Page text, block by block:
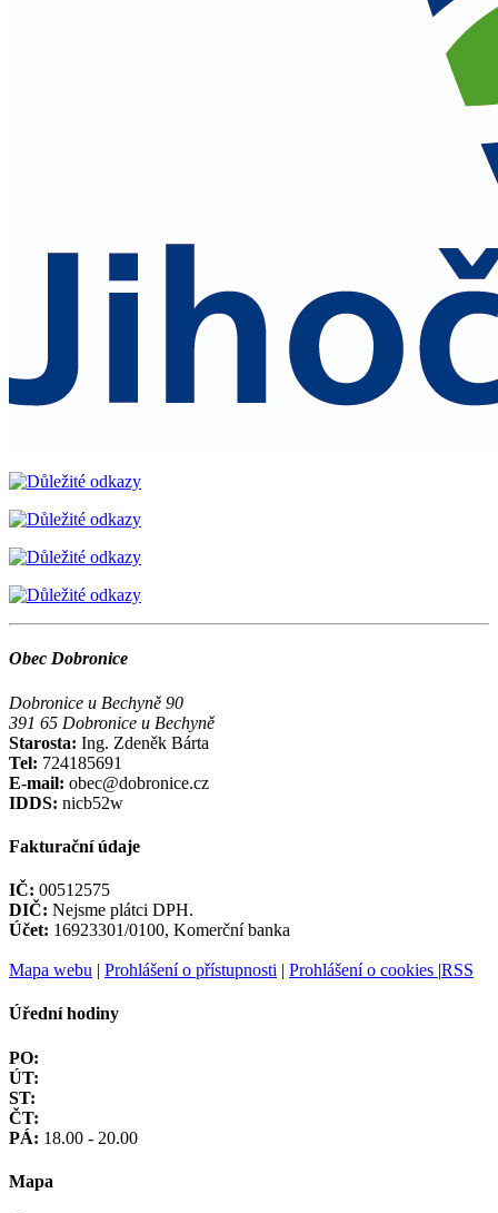
Obec Dobronice
Dobronice u Bechyně 90
391 65 Dobronice u Bechyně
Starosta: Ing. Zdeněk Bárta
Tel: 724185691
E-mail: obec@dobronice.cz
IDDS: nicb52w
Fakturační údaje
IČ: 00512575
DIČ: Nejsme plátci DPH.
Účet: 16923301/0100, Komerční banka
Mapa webu | Prohlášení o přístupnosti | Prohlášení o cookies |RSS
Úřední hodiny
PO:
ÚT:
ST:
ČT:
PÁ: 18.00 - 20.00
Mapa